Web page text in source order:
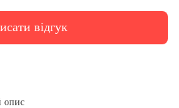
відгук
опис